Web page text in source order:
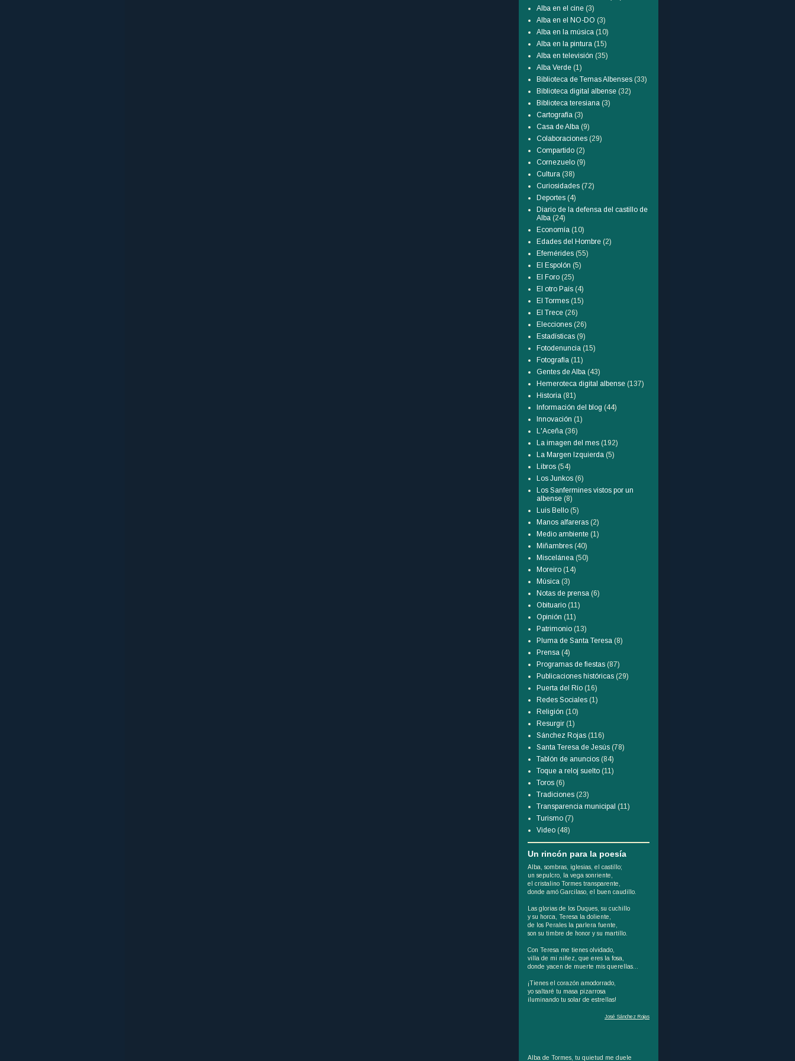
Alba en el cine (3)
Alba en el NO-DO (3)
Alba en la música (10)
Alba en la pintura (15)
Alba en televisión (35)
Alba Verde (1)
Biblioteca de Temas Albenses (33)
Biblioteca digital albense (32)
Biblioteca teresiana (3)
Cartografía (3)
Casa de Alba (9)
Colaboraciones (29)
Compartido (2)
Cornezuelo (9)
Cultura (38)
Curiosidades (72)
Deportes (4)
Diario de la defensa del castillo de
Alba (24)
Economía (10)
Edades del Hombre (2)
Efemérides (55)
El Espolón (5)
El Foro (25)
El otro País (4)
El Tormes (15)
El Trece (26)
Elecciones (26)
Estadísticas (9)
Fotodenuncia (15)
Fotografía (11)
Gentes de Alba (43)
Hemeroteca digital albense (137)
Historia (81)
Información del blog (44)
Innovación (1)
L'Aceña (36)
La imagen del mes (192)
La Margen Izquierda (5)
Libros (54)
Los Junkos (6)
Los Sanfermines vistos por un
albense (8)
Luis Bello (5)
Manos alfareras (2)
Medio ambiente (1)
Miñambres (40)
Miscelánea (50)
Moreiro (14)
Música (3)
Notas de prensa (6)
Obituario (11)
Opinión (11)
Patrimonio (13)
Pluma de Santa Teresa (8)
Prensa (4)
Programas de fiestas (87)
Publicaciones históricas (29)
Puerta del Río (16)
Redes Sociales (1)
Religión (10)
Resurgir (1)
Sánchez Rojas (116)
Santa Teresa de Jesús (78)
Tablón de anuncios (84)
Toque a reloj suelto (11)
Toros (6)
Tradiciones (23)
Transparencia municipal (11)
Turismo (7)
Video (48)
Un rincón para la poesía
Alba, sombras, iglesias, el castillo;
un sepulcro, la vega sonriente,
el cristalino Tormes transparente,
donde amó Garcilaso, el buen caudillo.
Las glorias de los Duques, su cuchillo
y su horca, Teresa la doliente,
de los Perales la parlera fuente,
son su timbre de honor y su martillo.
Con Teresa me tienes olvidado,
villa de mi niñez, que eres la fosa,
donde yacen de muerte mis querellas...
¡Tienes el corazón amodorrado,
yo saltaré tu masa pizarrosa
iluminando tu solar de estrellas!
José Sánchez Rojas
Alba de Tormes, tu quietud me duele